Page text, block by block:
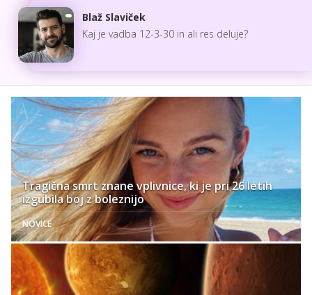
Blaž Slaviček
Kaj je vadba 12-3-30 in ali res deluje?
Tragična smrt znane vplivnice, ki je pri 26 letih
izgubila boj z boleznijo
NOVICE